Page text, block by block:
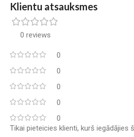
Klientu atsauksmes
0 reviews
0
0
0
0
0
Tikai pieteicies klienti, kurš iegādājies